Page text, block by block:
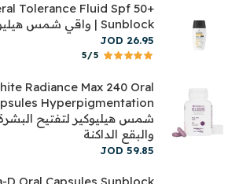
Tolerance Fluid Spf 50+
Sunblock | واقي شمس هيليوكير فيزيائي
JOD 26.95
5/5
Radiance Max 240 Oral
شمس هيليوكير لتفتيح
والبقع الداكنة
JOD 59.85